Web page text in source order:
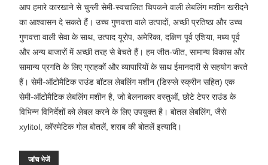
आप हमारे कारखाने से चुन्ली सेमी-स्वचालित चिपकने वाली लेबलिंग मशीन खरीदने
का आश्वासन दे सकते हैं। उच्च गुणवत्ता वाले उत्पादों, अच्छी प्रतिष्ठा और उच्च
गुणवत्ता वाली सेवा के साथ, उत्पाद यूरोप, अमेरिका, दक्षिण पूर्व एशिया, मध्य पूर्व
और अन्य बाजारों में अच्छी तरह से बेचते हैं। हम जीत-जीत, सामान्य विकास और
सामान्य प्रगति के लिए ग्राहकों और व्यापारियों के साथ ईमानदारी से सहयोग करते
हैं। सेमी-ऑटोमैटिक राउंड बॉटल लेबलिंग मशीन (डिस्प्ले स्क्रीन सहित) एक
सेमी-ऑटोमैटिक लेबलिंग मशीन है, जो बेलनाकार वस्तुओं, छोटे टेपर राउंड के
विभिन्न विनिर्देशों को लेबल करने के लिए उपयुक्त है। बोतल लेबलिंग, जैसे
xylitol, कॉस्मेटिक गोल बोतलें, शराब की बोतलें इत्यादि।
जांच भेजें